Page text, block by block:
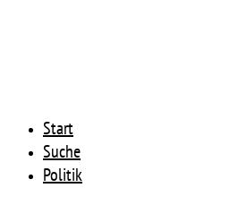
Start
Suche
Politik